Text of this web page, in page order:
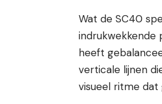
Wat de SC40
indrukwekkende
heeft
verticale lijnen
visueel ritme dat